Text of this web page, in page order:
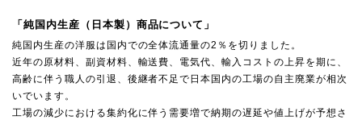
「純国内生産（日本製）商品について」
純国内生産の洋服は国内での全体流通量の2％を切りました。
近年の原材料、副資材料、輸送費、電気代、輸入コストの上昇を期に、
高齢に伴う職人の引退、後継者不足で日本国内の工場の自主廃業が相次
いでいます。
工場の減少における集約化に伴う需要増で納期の遅延や値上げが予想さ